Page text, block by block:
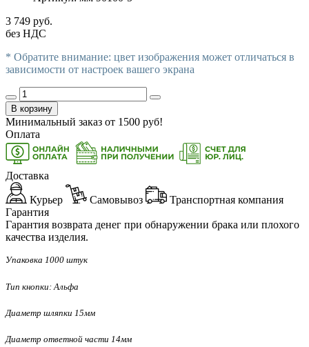
3 749 руб.
без НДС
* Обратите внимание: цвет изображения может отличаться в
зависимости от настроек вашего экрана
В корзину
Минимальный заказ от 1500 руб!
Оплата
Доставка
Курьер Самовывоз
Транспортная компания
Гарантия
Гарантия возврата денег при обнаружении брака или плохого
качества изделия.
Упаковка 1000 штук
Тип кнопки: Альфа
Диаметр шляпки 15мм
Диаметр ответной части 14мм